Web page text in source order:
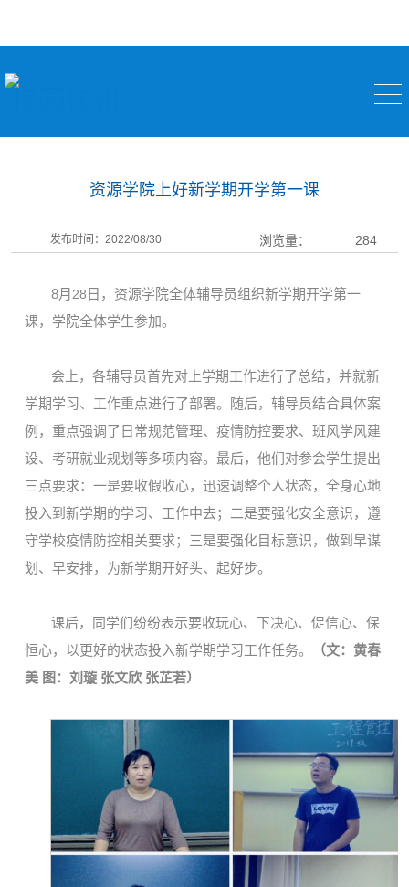
资源学院上好新学期开学第一课
发布时间：2022/08/30 浏览量： 284
8月 28 日，资源学院全体辅导员组织新学期开学第一
课，学院全体学生参加。
会上，各辅导员首先对上学期工作进行了总结，并就新
学期学习、工作重点进行了部署。随后，辅导员结合具体案
例，重点强调了日常规范管理、疫情防控要求、班风学风建
设、考研就业规划等多项内容。最后，他们对参会学生提出
三点要求：一是要收假收心，迅速调整个人状态，全身心地
投入到新学期的学习、工作中去；二是要强化安全意识，遵
守学校疫情防控相关要求；三是要强化目标意识，做到早谋
划、早安排，为新学期开好头、起好步。
课后，同学们纷纷表示要收玩心、下决心、促信心、保
恒心，以更好的状态投入新学期学习工作任务。
（文：黄春
美 图：刘璇 张文欣 张芷若）